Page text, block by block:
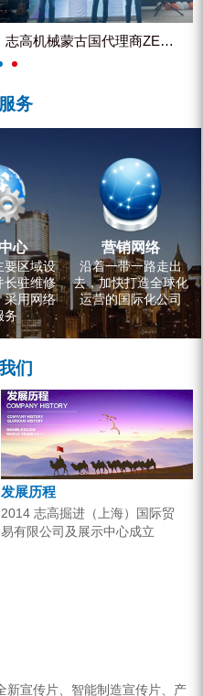
志高机械蒙古国代理商ZEGA客...
务
心
要区域设
长驻维修
采用网络
务
营销网络
沿着一带一路走出
去，加快打造全球化
运营的国际化公司
们
发展历程
2014 志高掘进（上海）国际贸
易有限公司及展示中心成立
新宣传片、智能制造宣传片、产